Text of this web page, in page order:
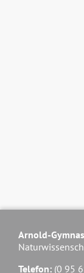
Arnold-
Telefon: (0 95